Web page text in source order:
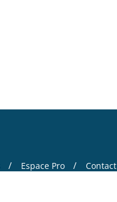
Espace Pro Contact